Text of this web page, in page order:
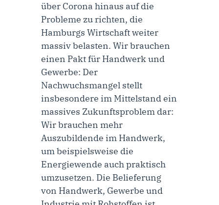
über Corona hinaus auf die
Probleme zu richten, die
Hamburgs Wirtschaft weiter
massiv belasten. Wir brauchen
einen Pakt für Handwerk und
Gewerbe: Der
Nachwuchsmangel stellt
insbesondere im Mittelstand ein
massives Zukunftsproblem dar:
Wir brauchen mehr
Auszubildende im Handwerk,
um beispielsweise die
Energiewende auch praktisch
umzusetzen. Die Belieferung
von Handwerk, Gewerbe und